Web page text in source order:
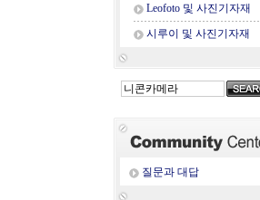
Leofoto 및 사진기자재
시루이 및 사진기자재
질문과 대답